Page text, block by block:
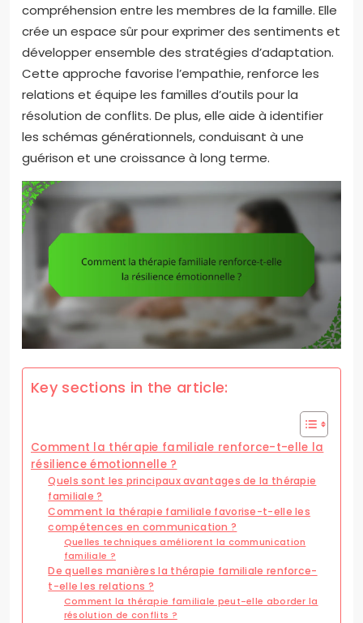
compréhension entre les membres de la famille. Elle
crée un espace sûr pour exprimer des sentiments et
développer ensemble des stratégies d’adaptation.
Cette approche favorise l’empathie, renforce les
relations et équipe les familles d’outils pour la
résolution de conflits. De plus, elle aide à identifier
les schémas générationnels, conduisant à une
guérison et une croissance à long terme.
Key sections in the article:
Comment la thérapie familiale renforce-t-elle la
résilience émotionnelle ?
Quels sont les principaux avantages de la thérapie
familiale ?
Comment la thérapie familiale favorise-t-elle les
compétences en communication ?
Quelles techniques améliorent la communication
familiale ?
De quelles manières la thérapie familiale renforce-
t-elle les relations ?
Comment la thérapie familiale peut-elle aborder la
résolution de conflits ?